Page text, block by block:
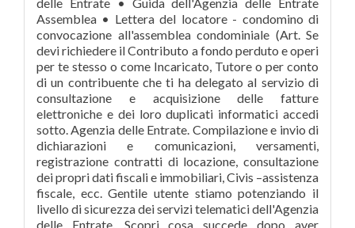
Assemblea • Lettera del locatore - condomino di
convocazione all'assemblea condominiale (Art. Se
devi richiedere il Contributo a fondo perduto e operi
per te stesso o come Incaricato, Tutore o per conto
di un contribuente che ti ha delegato al servizio di
consultazione e acquisizione delle fatture
elettroniche e dei loro duplicati informatici accedi
sotto. Agenzia delle Entrate. Compilazione e invio di
dichiarazioni e comunicazioni, versamenti,
registrazione contratti di locazione, consultazione
dei propri dati fiscali e immobiliari, Civis –assistenza
fiscale, ecc. Gentile utente stiamo potenziando il
livello di sicurezza dei servizi telematici dell'Agenzia
delle Entrate. Scopri cosa succede dopo aver